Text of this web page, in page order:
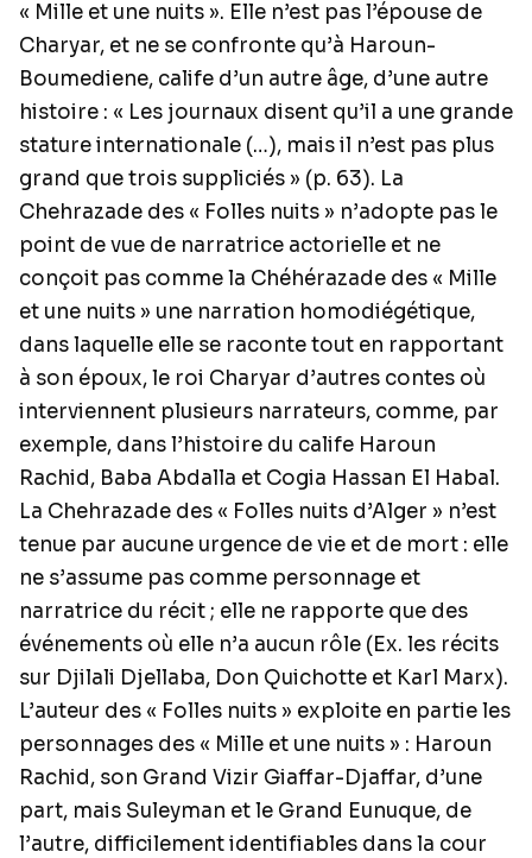
« Mille et une nuits ». Elle n’est pas l’épouse de
Charyar, et ne se confronte qu’à Haroun-
Boumediene, calife d’un autre âge, d’une autre
histoire : « Les journaux disent qu’il a une grande
stature internationale (…), mais il n’est pas plus
grand que trois suppliciés » (p. 63). La
Chehrazade des « Folles nuits » n’adopte pas le
point de vue de narratrice actorielle et ne
conçoit pas comme la Chéhérazade des « Mille
et une nuits » une narration homodiégétique,
dans laquelle elle se raconte tout en rapportant
à son époux, le roi Charyar d’autres contes où
interviennent plusieurs narrateurs, comme, par
exemple, dans l’histoire du calife Haroun
Rachid, Baba Abdalla et Cogia Hassan El Habal.
La Chehrazade des « Folles nuits d’Alger » n’est
tenue par aucune urgence de vie et de mort : elle
ne s’assume pas comme personnage et
narratrice du récit ; elle ne rapporte que des
événements où elle n’a aucun rôle (Ex. les récits
sur Djilali Djellaba, Don Quichotte et Karl Marx).
L’auteur des « Folles nuits » exploite en partie les
personnages des « Mille et une nuits » : Haroun
Rachid, son Grand Vizir Giaffar-Djaffar, d’une
part, mais Suleyman et le Grand Eunuque, de
l’autre, difficilement identifiables dans la cour